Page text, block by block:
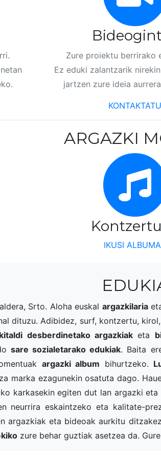
Zure proiektu berrirako
Ez eduki zalantzarik
jartzen zure ideia
KONTAKTATU
ARGAZKI
IKUSI
Srto. Aloha euskal argazkilaria
dituzu. Adibidez, surf, kontzertu,
desberdinetako argazkiak eta
sare sozialetarako edukiak. Baita
argazki album bihurtzeko.
marka ezagunekin osatuta dago.
karkasekin egiten dut lan argazki
neurrira eskaintzeko eta kalitate-
argazkiak eta bideoak aurkitu
zure behar guztiak asetzea da.